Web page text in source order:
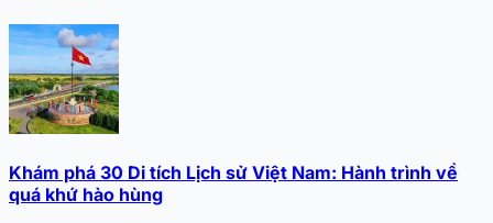
Khám phá 30 Di tích Lịch sử Việt Nam: Hành trình về
quá khứ hào hùng